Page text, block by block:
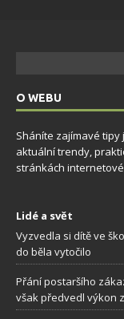
O WEBU
Sháníte zajímavé tipy
aktuální trendy,
stránkách
Lidé a svět
Vyzvedla si dítě ve
do běla vytočilo
Přání postaršího
však předvedl výkon